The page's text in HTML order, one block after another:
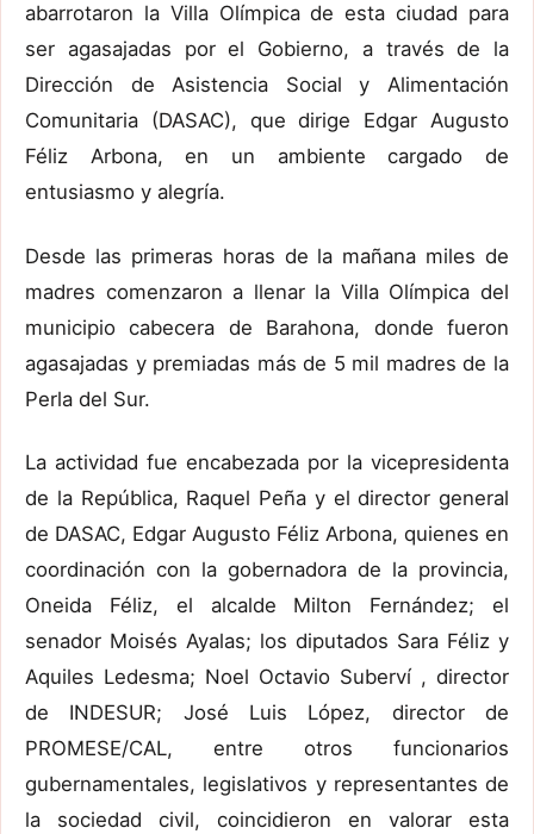
abarrotaron la Villa Olímpica de esta ciudad para
ser agasajadas por el Gobierno, a través de la
Dirección de Asistencia Social y Alimentación
Comunitaria (DASAC), que dirige Edgar Augusto
Féliz Arbona, en un ambiente cargado de
entusiasmo y alegría.
Desde las primeras horas de la mañana miles de
madres comenzaron a llenar la Villa Olímpica del
municipio cabecera de Barahona, donde fueron
agasajadas y premiadas más de 5 mil madres de la
Perla del Sur.
La actividad fue encabezada por la vicepresidenta
de la República, Raquel Peña y el director general
de DASAC, Edgar Augusto Féliz Arbona, quienes en
coordinación con la gobernadora de la provincia,
Oneida Féliz, el alcalde Milton Fernández; el
senador Moisés Ayalas; los diputados Sara Féliz y
Aquiles Ledesma; Noel Octavio Suberví , director
de INDESUR; José Luis López, director de
PROMESE/CAL, entre otros funcionarios
gubernamentales, legislativos y representantes de
la sociedad civil, coincidieron en valorar esta